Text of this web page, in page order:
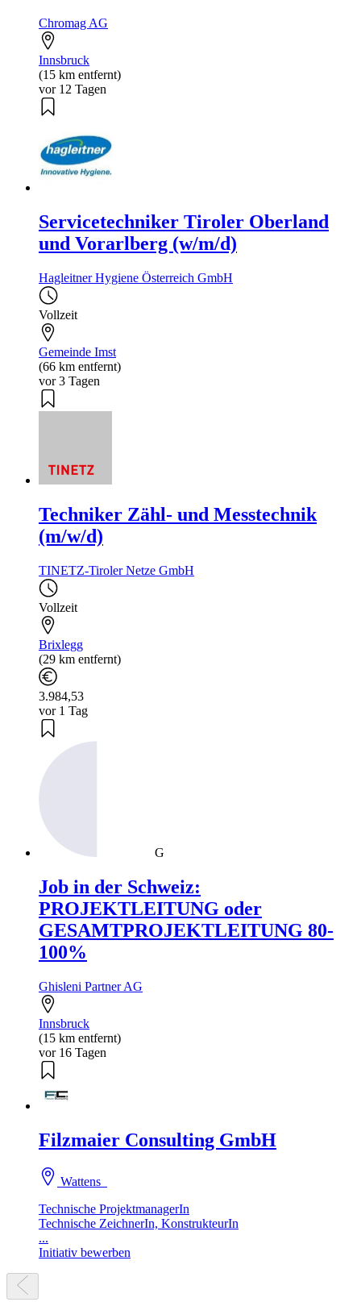
Chromag AG
Innsbruck
(15 km entfernt)
vor 12 Tagen
Servicetechniker Tiroler Oberland
und Vorarlberg (w/m/d)
Hagleitner Hygiene Österreich GmbH
Vollzeit
Gemeinde Imst
(66 km entfernt)
vor 3 Tagen
Techniker Zähl- und Messtechnik
(m/w/d)
TINETZ-Tiroler Netze GmbH
Vollzeit
Brixlegg
(29 km entfernt)
3.984,53
vor 1 Tag
G
Job in der Schweiz:
PROJEKTLEITUNG oder
GESAMTPROJEKTLEITUNG 80-
100%
Ghisleni Partner AG
Innsbruck
(15 km entfernt)
vor 16 Tagen
Filzmaier Consulting GmbH
Wattens
Technische ProjektmanagerIn
Technische ZeichnerIn, KonstrukteurIn
...
Initiativ bewerben